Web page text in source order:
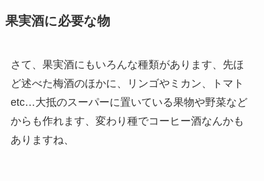
果実酒に必要な物
さて、果実酒にもいろんな種類があります、先ほ
ど述べた梅酒のほかに、リンゴやミカン、トマト
etc…大抵のスーパーに置いている果物や野菜など
からも作れます、変わり種でコーヒー酒なんかも
ありますね、